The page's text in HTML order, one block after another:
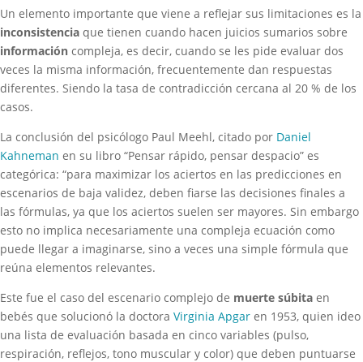
Un elemento importante que viene a reflejar sus limitaciones es la
inconsistencia que tienen cuando hacen juicios sumarios sobre
información compleja, es decir, cuando se les pide evaluar dos
veces la misma información, frecuentemente dan respuestas
diferentes. Siendo la tasa de contradicción cercana al 20 % de los
casos.
La conclusión del psicólogo Paul Meehl, citado por Daniel
Kahneman en su libro “Pensar rápido, pensar despacio” es
categórica: “para maximizar los aciertos en las predicciones en
escenarios de baja validez, deben fiarse las decisiones finales a
las fórmulas, ya que los aciertos suelen ser mayores. Sin embargo
esto no implica necesariamente una compleja ecuación como
puede llegar a imaginarse, sino a veces una simple fórmula que
reúna elementos relevantes.
Este fue el caso del escenario complejo de muerte súbita en
bebés que solucionó la doctora Virginia Apgar en 1953, quien ideo
una lista de evaluación basada en cinco variables (pulso,
respiración, reflejos, tono muscular y color) que deben puntuarse